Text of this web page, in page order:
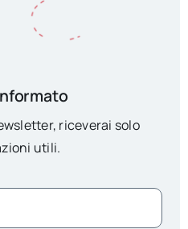
riceverai solo
utili.